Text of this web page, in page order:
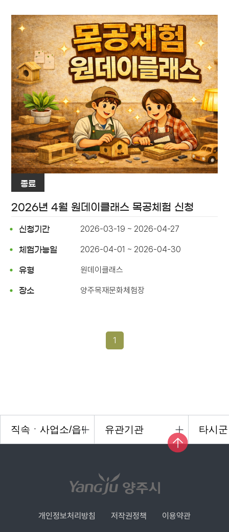
종료
2026년 4월 원데이클래스 목공체험 신청
신청기간 2026-03-19 ~ 2026-04-27
체험가능일 2026-04-01 ~ 2026-04-30
유형 원데이클래스
장소 양주목재문화체험장
1
개인정보처리방침 저작권정책 이용약관